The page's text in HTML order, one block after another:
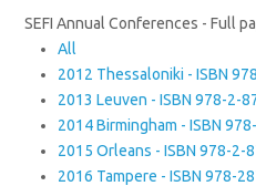
SEFI Annual Conferences - Full
All
2012 Thessaloniki - ISBN
2013 Leuven - ISBN 978-2-
2014 Birmingham - ISBN
2015 Orleans - ISBN 978-2-
2016 Tampere - ISBN 978-